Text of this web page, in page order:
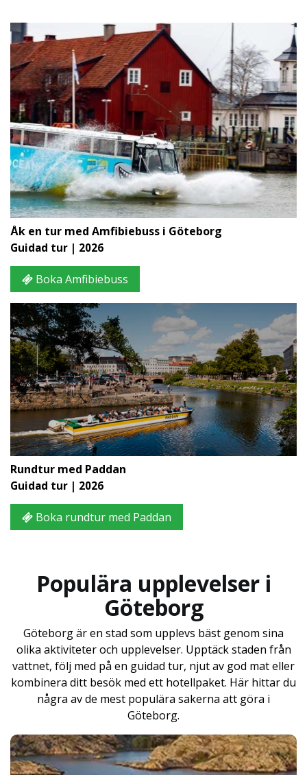
Åk en tur med Amfibiebuss i Göteborg
Guidad tur | 2026
Boka Amfibiebuss
Rundtur med Paddan
Guidad tur | 2026
Boka rundtur med Paddan
Populära upplevelser i
Göteborg
Göteborg är en stad som upplevs bäst genom sina
olika aktiviteter och upplevelser. Upptäck staden från
vattnet, följ med på en guidad tur, njut av god mat eller
kombinera ditt besök med ett hotellpaket. Här hittar du
några av de mest populära sakerna att göra i
Göteborg.